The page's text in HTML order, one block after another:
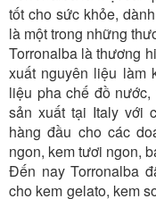
tốt cho sức khỏe,
là một trong những
Torronalba là thương
xuất nguyên liệu làm
liệu pha chế đồ
sản xuất tại Italy với
hàng đầu cho các
ngon, kem tươi ngon,
Đến nay Torronalba
cho kem gelato, kem